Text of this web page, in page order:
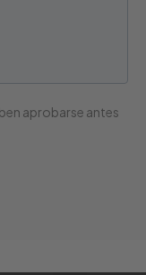
aprobarse antes